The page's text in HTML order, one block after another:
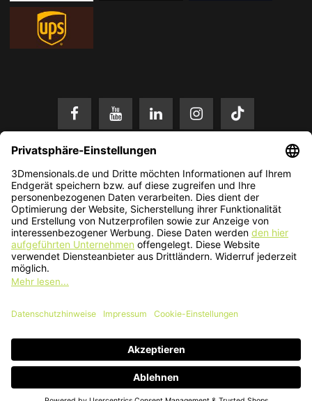
* Alle Preise in EUR inkl. gesetzl. Mehrwertsteuer zzgl. Versandkosten.
Änderungen und Irrtümer vorbehalten. Nur solange der Vorrat reicht.
© 2026 3Dmensionals / PONTIALIS GmbH & Co. KG - All Rights Reserved.​
Kundenbewertung